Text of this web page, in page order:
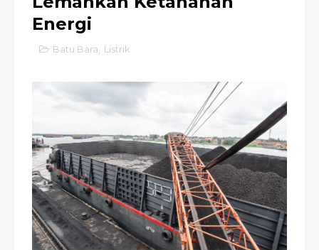
Energi
Batu Bara, Listrik